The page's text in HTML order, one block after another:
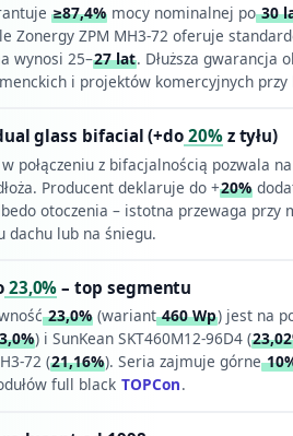
≥87,4%mocy nominalnej po30
Zonergy ZPM MH3-72 oferuje
wynosi 25–27 lat. Dłuższa gwarancja
i projektów komercyjnych przy
glass bifacial (+do 20%z tyłu)
w połączeniu z bifacjalnością pozwala
Producent deklaruje do +20%
otoczenia – istotna przewaga przy
dachu lub na śniegu.
23,0% – top segmentu
23,0%(wariant460 Wp) jest na
) i SunKean SKT460M12-96D4 (
72 (21,16%). Seria zajmuje górne
full black TOPCon.